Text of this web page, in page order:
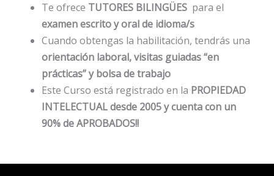
Te ofrece TUTORES BILINGÜES para el
examen escrito y oral de idioma/s
Cuando obtengas la habilitación, tendrás una
orientación laboral, visitas guiadas“en
prácticas” y bolsa de trabajo
Este Curso está registrado en la PROPIEDAD
INTELECTUAL desde 2005 y cuenta con un
90% de APROBADOS!!